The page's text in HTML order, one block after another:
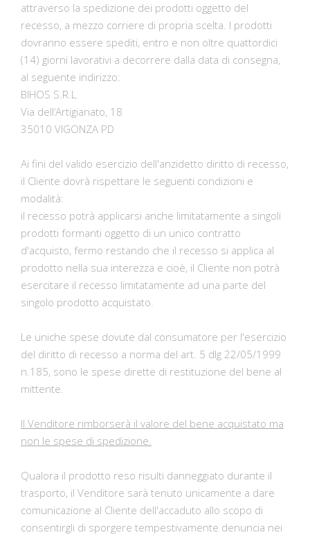
attraverso la spedizione dei prodotti oggetto del
recesso, a mezzo corriere di propria scelta. I prodotti
dovranno essere spediti, entro e non oltre quattordici
(14) giorni lavorativi a decorrere dalla data di consegna,
al seguente indirizzo:
BIHOS S.R.L.
Via dell’Artigianato, 18
35010 VIGONZA PD
Ai fini del valido esercizio dell'anzidetto diritto di recesso,
il Cliente dovrà rispettare le seguenti condizioni e
modalità:
il recesso potrà applicarsi anche limitatamente a singoli
prodotti formanti oggetto di un unico contratto
d'acquisto, fermo restando che il recesso si applica al
prodotto nella sua interezza e cioè, il Cliente non potrà
esercitare il recesso limitatamente ad una parte del
singolo prodotto acquistato.
Le uniche spese dovute dal consumatore per l'esercizio
del diritto di recesso a norma del art. 5 dlg 22/05/1999
n.185, sono le spese dirette di restituzione del bene al
mittente.
Il Venditore rimborserà il valore del bene acquistato ma
non le spese di spedizione.
Qualora il prodotto reso risulti danneggiato durante il
trasporto, il Venditore sarà tenuto unicamente a dare
comunicazione al Cliente dell'accaduto allo scopo di
consentirgli di sporgere tempestivamente denuncia nei